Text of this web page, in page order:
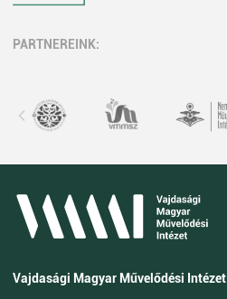
PARTNEREINK:
Vajdasági Magyar Művelődési Intézet